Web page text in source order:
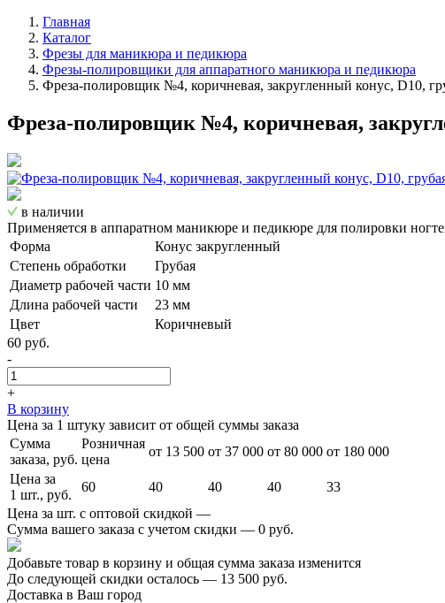
Главная
Каталог
Фрезы для маникюра и педикюра
Фрезы-полировщики для аппаратного маникюра и педикюра
Фреза-полировщик №4, коричневая, закругленный конус, D10,
Фреза-полировщик №4, коричневая,
в наличии
Применяется в аппаратном маникюре и педикюре для полировки
Форма
Конус закругленный
Степень обработки
Грубая
Диаметр рабочей части 10 мм
Длина рабочей части
23 мм
Цвет
Коричневый
60 руб.
-
+
В корзину
Цена за 1 штуку зависит от общей суммы заказа
Сумма
заказа, руб.
Розничная
цена
от 13 500 от 37 000 от 80 000 от 180 000
Цена за
1 шт., руб.
60 40 40 40
33
Цена за шт. с оптовой скидкой —
Сумма вашего заказа с учетом скидки — 0 руб.
Добавьте товар в корзину и общая сумма заказа изменится
До следующей скидки осталось — 13 500 руб.
Доставка в Ваш город